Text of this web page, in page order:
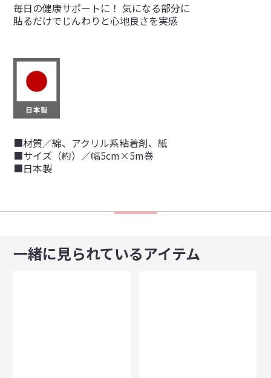
毎日の健康サポートに！ 気になる部分に
貼るだけでじんわりと心地良さを実感
■材質／綿、アクリル系粘着剤、紙
■サイズ（約）／幅5cm×5m巻
■日本製
一緒に見られているアイテム